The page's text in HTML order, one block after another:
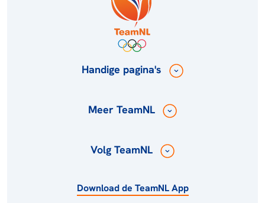
Handige pagina's
Meer TeamNL
Volg TeamNL
Download de TeamNL App